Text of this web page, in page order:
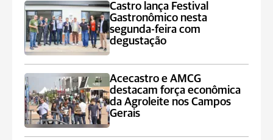
Castro lança Festival
Gastronômico nesta
segunda-feira com
degustação
Acecastro e AMCG
destacam força econômica
da Agroleite nos Campos
Gerais